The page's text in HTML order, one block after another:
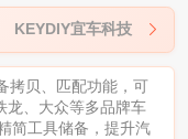
KEYDIY宜车科技 
拷贝、匹配功能，可
龙、大众等多品牌车
简工具储备，提升汽